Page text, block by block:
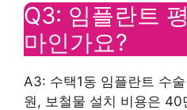
Q3: 임플란트
마인가요?
A3: 수택1동 임플란트 수
원, 보철물 설치 비용은 40